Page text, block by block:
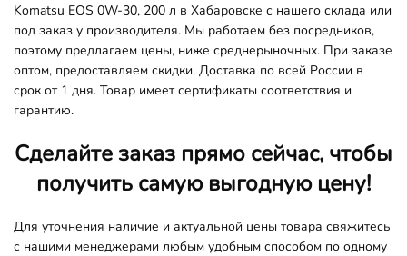
Komatsu EOS 0W-30, 200 л в Хабаровске с нашего склада или
под заказ у производителя. Мы работаем без посредников,
поэтому предлагаем цены, ниже среднерыночных. При заказе
оптом, предоставляем скидки. Доставка по всей России в
срок от 1 дня. Товар имеет сертификаты соответствия и
гарантию.
Сделайте заказ прямо сейчас, чтобы
получить самую выгодную цену!
Для уточнения наличие и актуальной цены товара свяжитесь
с нашими менеджерами любым удобным способом по одному